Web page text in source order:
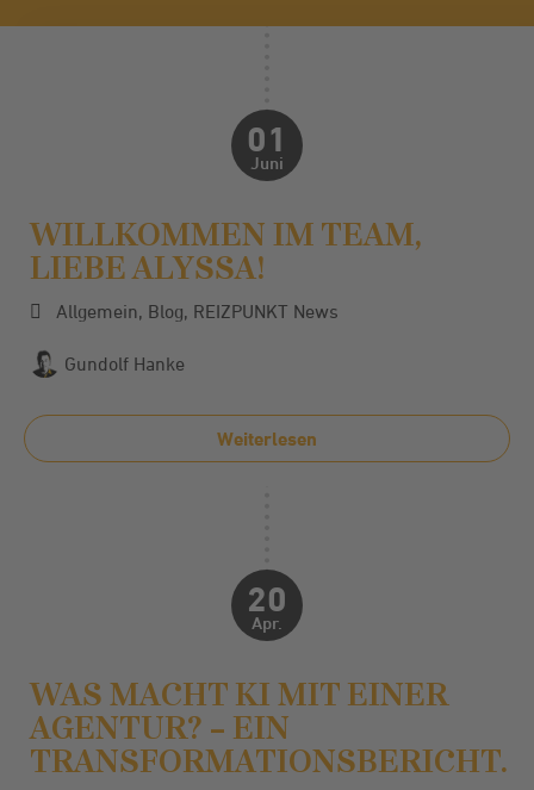
01
Juni
WILLKOMMEN IM TEAM,
LIEBE ALYSSA!
Allgemein, Blog, REIZPUNKT News
Gundolf Hanke
Weiterlesen
20
Apr.
WAS MACHT KI MIT EINER
AGENTUR? – EIN
TRANSFORMATIONSBERICHT.